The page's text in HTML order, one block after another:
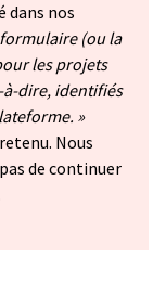
dans nos
(ou la
les projets
à-dire, identifiés
»
Nous
de continuer